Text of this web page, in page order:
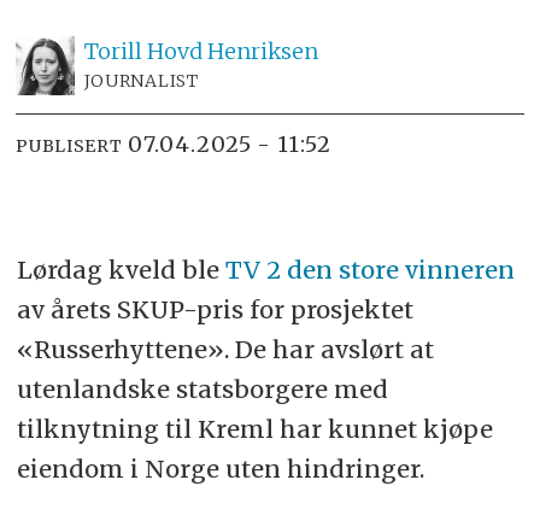
Torill HovdHenriksen
JOURNALIST
PUBLISERT 07.04.2025 - 11:52
Lørdag kveld bleTV 2 den store vinneren
av årets SKUP-pris for prosjektet
«Russerhyttene». De har avslørt at
utenlandske statsborgere med
tilknytning til Kreml har kunnet kjøpe
eiendom i Norge uten hindringer.